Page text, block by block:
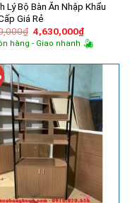
Lý Bộ Bàn Ăn Nhập Khẩu
Giá Rẻ
₫ Giá
gốc
là:
4,630,000₫Giá
hiện
tại
hàng - Giao nhanh